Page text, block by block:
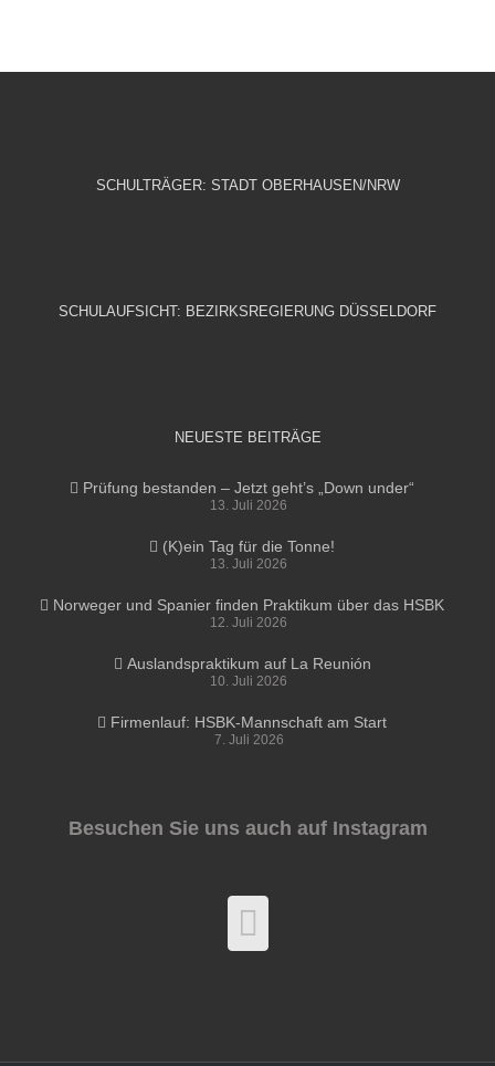
SCHULTRÄGER: STADT OBERHAUSEN/NRW
SCHULAUFSICHT: BEZIRKSREGIERUNG DÜSSELDORF
NEUESTE BEITRÄGE
Prüfung bestanden – Jetzt geht’s „Down under“
13. Juli 2026
(K)ein Tag für die Tonne!
13. Juli 2026
Norweger und Spanier finden Praktikum über das HSBK
12. Juli 2026
Auslandspraktikum auf La Reunión
10. Juli 2026
Firmenlauf: HSBK-Mannschaft am Start
7. Juli 2026
Besuchen Sie uns auch auf Instagram